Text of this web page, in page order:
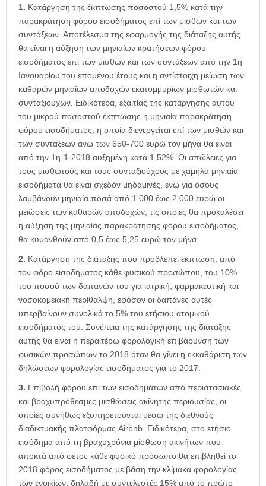
1. Κατάργηση της έκπτωσης ποσοστού 1,5% κατά την
παρακράτηση φόρου εισοδήματος επί των μισθών και των
συντάξεων. Αποτέλεσμα της εφαρμογής της διάταξης αυτής
θα είναι η αύξηση των μηνιαίων κρατήσεων φόρου
εισοδήματος επί των μισθών και των συντάξεων από την 1η
Ιανουαρίου του επομένου έτους και η αντίστοιχη μείωση των
καθαρών μηνιαίων αποδοχών εκατομμυρίων μισθωτών και
συνταξιούχων. Ειδικότερα, εξαιτίας της κατάργησης αυτού
του μικρού ποσοστού έκπτωσης η μηνιαία παρακράτηση
φόρου εισοδήματος, η οποία διενεργείται επί των μισθών και
των συντάξεων άνω των 650-700 ευρώ τον μήνα θα είναι
από την 1η-1-2018 αυξημένη κατά 1,52%. Οι απώλειες για
τους μισθωτούς και τους συνταξιούχους με χαμηλά μηνιαία
εισοδήματα θα είναι σχεδόν μηδαμινές, ενώ για όσους
λαμβάνουν μηνιαία ποσά από 1.000 έως 2.000 ευρώ οι
μειώσεις των καθαρών αποδοχών, τις οποίες θα προκαλέσει
η αύξηση της μηνιαίας παρακράτησης φόρου εισοδήματος,
θα κυμανθούν από 0,5 έως 5,25 ευρώ τον μήνα.
2. Κατάργηση της διάταξης που προβλέπει έκπτωση, από
τον φόρο εισοδήματος κάθε φυσικού προσώπου, του 10%
του ποσού των δαπανών του για ιατρική, φαρμακευτική και
νοσοκομειακή περίθαλψη, εφόσον οι δαπάνες αυτές
υπερβαίνουν συνολικά το 5% του ετήσιου ατομικού
εισοδήματός του. Συνέπεια της κατάργησης της διάταξης
αυτής θα είναι η περαιτέρω φορολογική επιβάρυνση των
φυσικών προσώπων το 2018 όταν θα γίνει η εκκαθάριση των
δηλώσεων φορολογίας εισοδήματος για το 2017.
3. Επιβολή φόρου επί των εισοδημάτων από περιστασιακές
και βραχυπρόθεσμες μισθώσεις ακίνητης περιουσίας, οι
οποίες συνήθως εξυπηρετούνται μέσω της διεθνούς
διαδικτυακής πλατφόρμας Airbnb. Ειδικότερα, στο ετήσιο
εισόδημα από τη βραχυχρόνια μίσθωση ακινήτων που
αποκτά από φέτος κάθε φυσικό πρόσωπο θα επιβληθεί το
2018 φόρος εισοδήματος με βάση την κλίμακα φορολογίας
των ενοικίων, δηλαδή με συντελεστές 15% από το πρώτο